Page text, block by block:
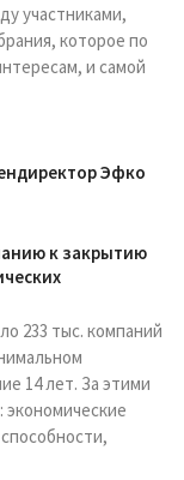
участниками,
которое по
и самой
Эфко
к закрытию
233 тыс. компаний
14 лет. За этими